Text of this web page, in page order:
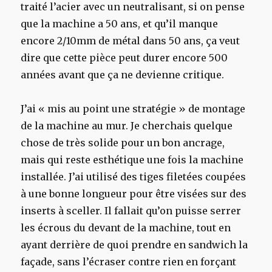
traité l’acier avec un neutralisant, si on pense
que la machine a 50 ans, et qu’il manque
encore 2/10mm de métal dans 50 ans, ça veut
dire que cette pièce peut durer encore 500
années avant que ça ne devienne critique.
J’ai « mis au point une stratégie » de montage
de la machine au mur. Je cherchais quelque
chose de très solide pour un bon ancrage,
mais qui reste esthétique une fois la machine
installée. J’ai utilisé des tiges filetées coupées
à une bonne longueur pour être visées sur des
inserts à sceller. Il fallait qu’on puisse serrer
les écrous du devant de la machine, tout en
ayant derrière de quoi prendre en sandwich la
façade, sans l’écraser contre rien en forçant